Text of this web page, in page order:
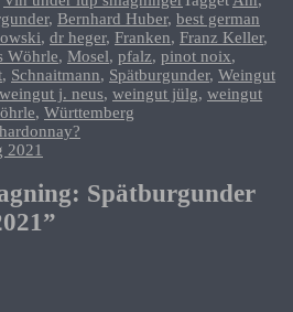
, Bernhard Huber, best german
, dr heger, Franken, Franz Keller,
Wöhrle, Mosel, pfalz, pinot noix,
, Schnaitmann, Spätburgunder, Weingut
weingut j. neus, weingut jülg, weingut
, Württemberg
2021
Spätburgunder
”